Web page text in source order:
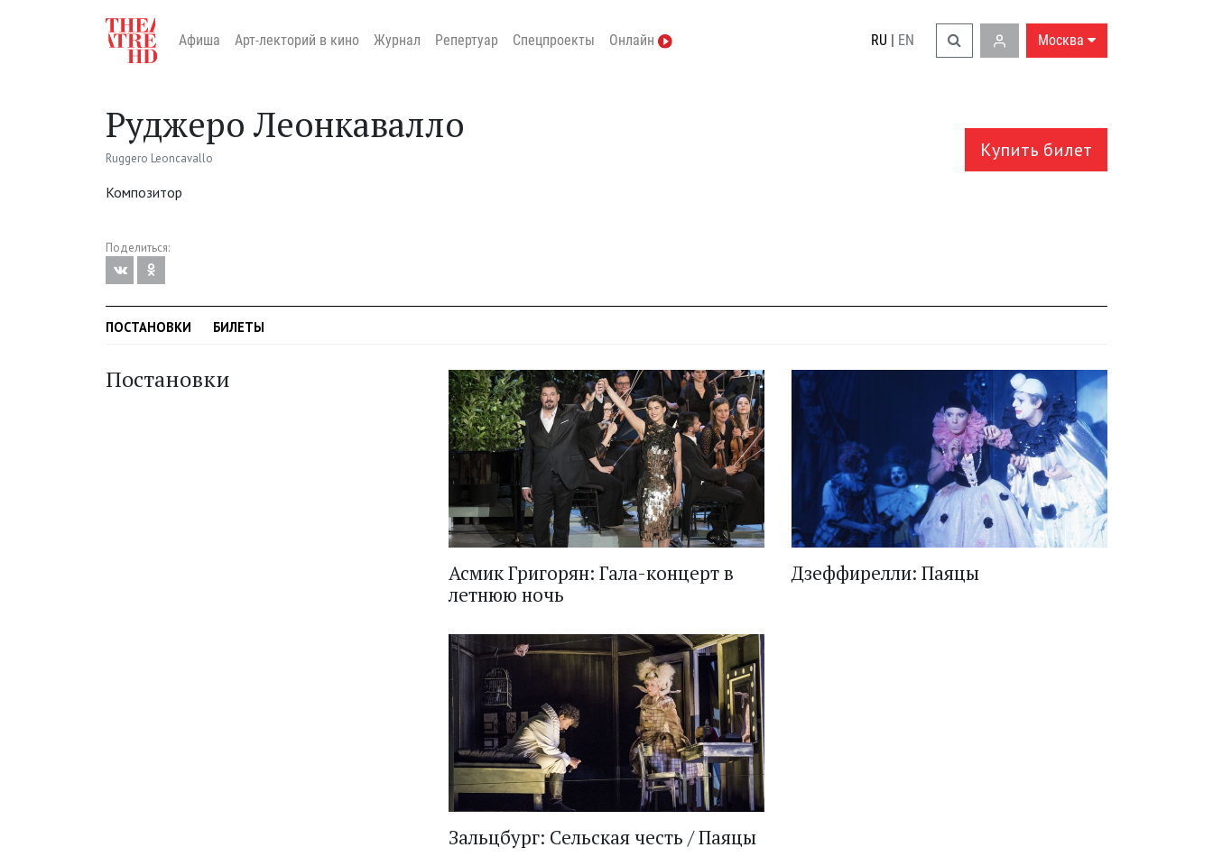
Москва
Афиша Арт-лекторий в кино Журнал Репертуар Спецпроекты Онлайн RU | EN
Руджеро Леонкавалло
Ruggero Leoncavallo
Композитор
Купить билет
Поделиться:
ПОСТАНОВКИ БИЛЕТЫ
Постановки
Асмик Григорян: Гала-концерт в
летнюю ночь
Дзеффирелли: Паяцы
Зальцбург: Сельская честь / Паяцы